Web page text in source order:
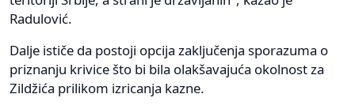
Radulović.
Dalje ističe da postoji opcija zaključenja sporazuma o
priznanju krivice što bi bila olakšavajuća okolnost za
Zildžića prilikom izricanja kazne.